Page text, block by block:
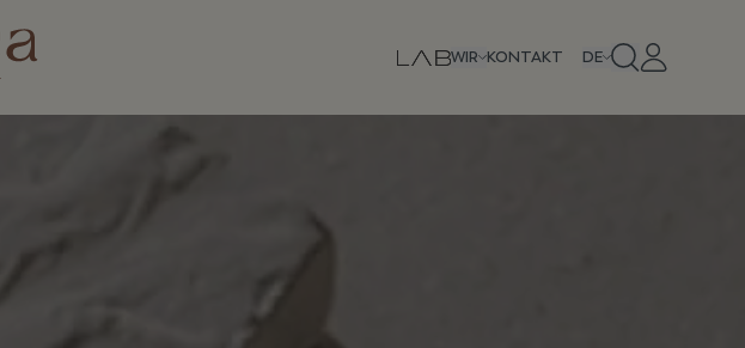
WIR KONTAKT DE